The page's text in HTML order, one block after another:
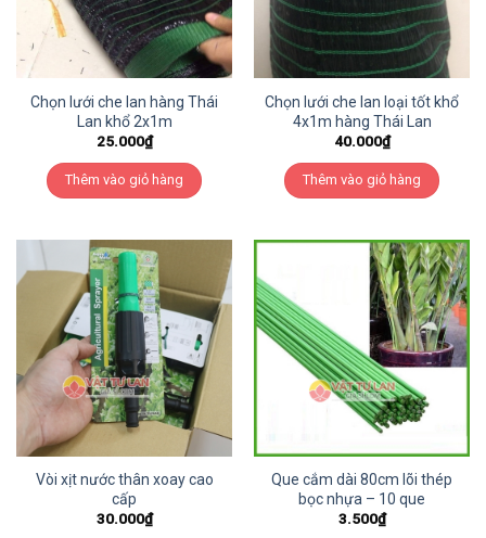
Chọn lưới che lan hàng Thái
Lan khổ 2x1m
25.000₫
Thêm vào giỏ hàng
Chọn lưới che lan loại tốt khổ
4x1m hàng Thái Lan
40.000₫
Thêm vào giỏ hàng
Vòi xịt nước thân xoay cao
cấp
30.000₫
Que cắm dài 80cm lõi thép
bọc nhựa – 10 que
3.500₫